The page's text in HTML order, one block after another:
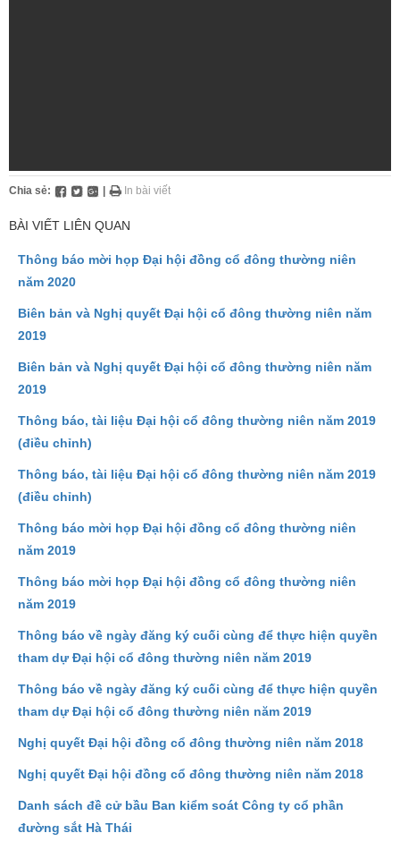
Chia sẻ: In bài viết
BÀI VIẾT LIÊN QUAN
Thông báo mời họp Đại hội đồng cổ đông thường niên
năm 2020
Biên bản và Nghị quyết Đại hội cổ đông thường niên năm
2019
Biên bản và Nghị quyết Đại hội cổ đông thường niên năm
2019
Thông báo, tài liệu Đại hội cổ đông thường niên năm 2019
(điều chỉnh)
Thông báo, tài liệu Đại hội cổ đông thường niên năm 2019
(điều chỉnh)
Thông báo mời họp Đại hội đồng cổ đông thường niên
năm 2019
Thông báo mời họp Đại hội đồng cổ đông thường niên
năm 2019
Thông báo về ngày đăng ký cuối cùng để thực hiện quyền
tham dự Đại hội cổ đông thường niên năm 2019
Thông báo về ngày đăng ký cuối cùng để thực hiện quyền
tham dự Đại hội cổ đông thường niên năm 2019
Nghị quyết Đại hội đồng cổ đông thường niên năm 2018
Nghị quyết Đại hội đồng cổ đông thường niên năm 2018
Danh sách đề cử bầu Ban kiểm soát Công ty cổ phần
đường sắt Hà Thái